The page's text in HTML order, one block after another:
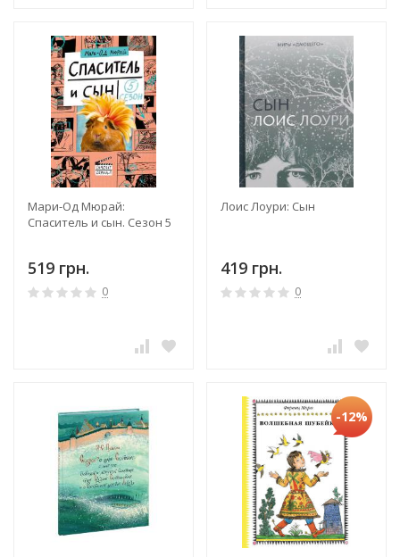
Мари-Од Мюрай:
Спаситель и сын. Сезон 5
519 грн.
0
Лоис Лоури: Сын
419 грн.
0
-12%